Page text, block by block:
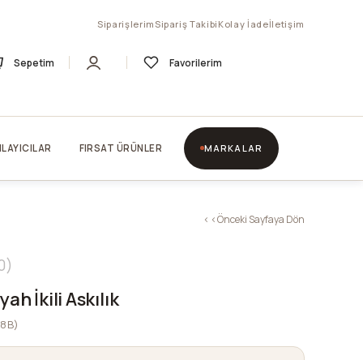
Siparişlerim Sipariş Takibi Kolay İadeİletişim
Sepetim Favorilerim
FIRSAT ÜRÜNLER MARKALAR
< < Önceki Sayfaya Dön
İkili Askılık